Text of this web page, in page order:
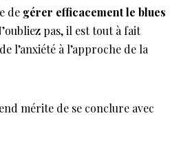
de gérer efficacement le blues
pas, il est tout à fait
l’anxiété à l’approche de la
mérite de se conclure avec